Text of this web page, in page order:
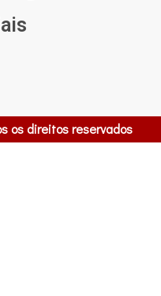
os direitos reservados